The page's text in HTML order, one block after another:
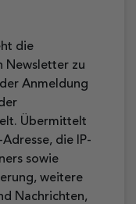
die
Newsletter zu
Anmeldung
Übermittelt
die IP-
sowie
weitere
Nachrichten,